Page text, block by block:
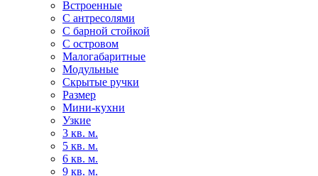
Встроенные
С антресолями
С барной стойкой
С островом
Малогабаритные
Модульные
Скрытые ручки
Размер
Мини-кухни
Узкие
3 кв. м.
5 кв. м.
6 кв. м.
9 кв. м.